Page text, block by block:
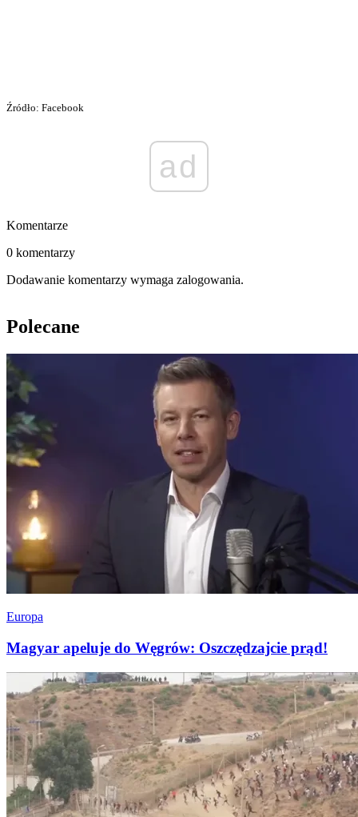
Źródło: Facebook
ad
Komentarze
0 komentarzy
Dodawanie komentarzy wymaga zalogowania.
Polecane
Europa
Magyar apeluje do Węgrów: Oszczędzajcie prąd!